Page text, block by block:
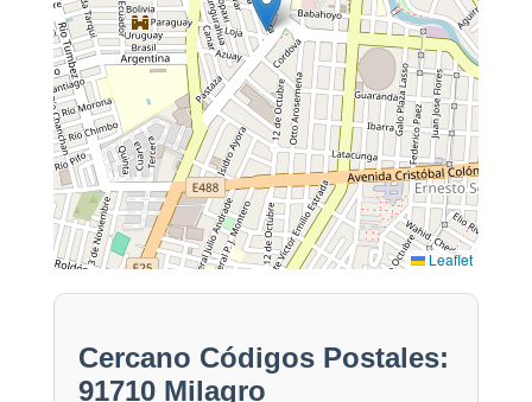
Leaflet
Cercano Códigos Postales:
91710 Milagro